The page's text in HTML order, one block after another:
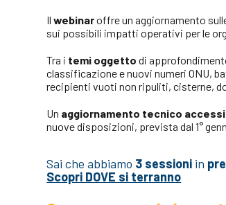
Ilwebinaroffre un aggiornamento
sui possibili impatti operativi per le
Tra i temi oggetto di
classificazione e nuovi numeri ONU,
recipienti vuoti non ripuliti, cisterne,
Un aggiornamento tecnico
nuove disposizioni, prevista dal 1°
Sai che abbiamo 3 sessioni in
Scopri DOVE si terranno